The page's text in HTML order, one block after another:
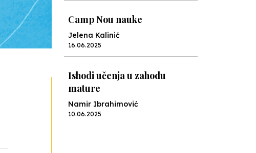
Camp Nou nauke
Jelena Kalinić
16.06.2025
Ishodi učenja u zahodu
mature
Namir Ibrahimović
10.06.2025